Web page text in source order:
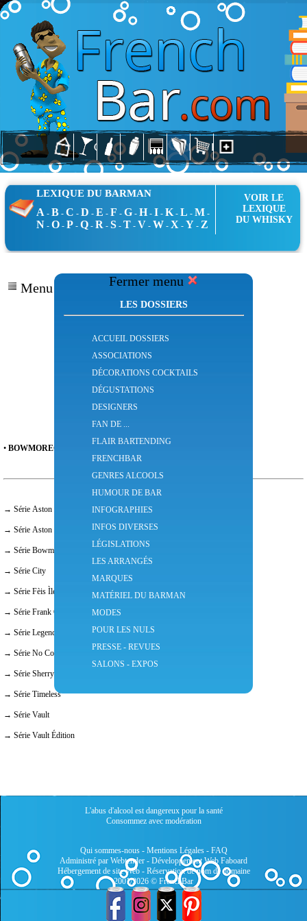
LEXIQUE DU BARMAN
A - B - C - D - E - F - G - H- I - K- L - M -
N - O - P - Q - R - S - T - V - W - X - Y - Z
VOIR LE
LEXIQUE
DU WHISKY
Fermer menu
LES DOSSIERS
ACCUEIL DOSSIERS
ASSOCIATIONS
DÉCORATIONS COCKTAILS
DÉGUSTATIONS
DESIGNERS
FAN DE ...
FLAIR BARTENDING
FRENCHBAR
GENRES ALCOOLS
HUMOUR DE BAR
INFOGRAPHIES
INFOS DIVERSES
LÉGISLATIONS
LES ARRANGÉS
MARQUES
MATÉRIEL DU BARMAN
MODES
POUR LES NULS
PRESSE - REVUES
SALONS - EXPOS
Menu Dossiers
• BOWMORE®
→ Série Aston Martin
→ Série Aston Martin Arc
→ Série Bowmore Appellations
→ Série City
→ Série Fèis Ìle
→ Série Frank Quitely
→ Série Legend Blind Fiddler
→ Série No Corners to Hide
→ Série Sherry Oak Cask
→ Série Timeless
→ Série Vault
→ Série Vault Édition
L'abus d'alcool est dangereux pour la santé
Consommez avec modération
Qui sommes-nous- Mentions Légales- FAQ
Administré par Webtender - Développement Web Faboard
Hébergement de site Web- Réservation de nom de domaine
2001/2026 © FrenchBar